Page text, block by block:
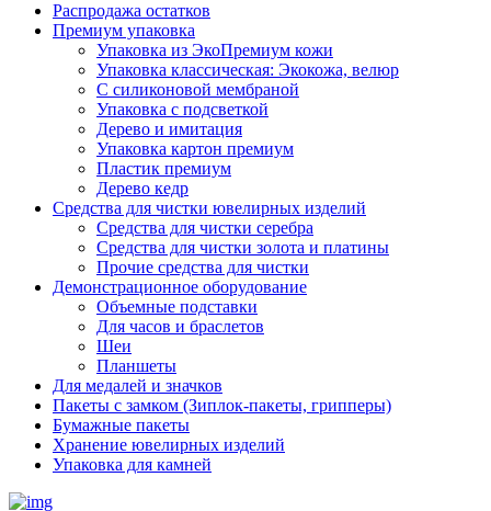
Распродажа остатков
Премиум упаковка
Упаковка из ЭкоПремиум кожи
Упаковка классическая: Экокожа, велюр
С силиконовой мембраной
Упаковка с подсветкой
Дерево и имитация
Упаковка картон премиум
Пластик премиум
Дерево кедр
Средства для чистки ювелирных изделий
Средства для чистки серебра
Средства для чистки золота и платины
Прочие средства для чистки
Демонстрационное оборудование
Объемные подставки
Для часов и браслетов
Шеи
Планшеты
Для медалей и значков
Пакеты с замком (Зиплок-пакеты, грипперы)
Бумажные пакеты
Хранение ювелирных изделий
Упаковка для камней